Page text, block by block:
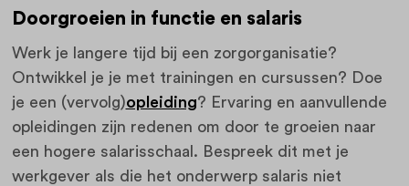
Doorgroeien in functie en salaris
Werk je langere tijd bij een zorgorganisatie?
Ontwikkel je je met trainingen en cursussen? Doe
je een (vervolg)opleiding? Ervaring en aanvullende
opleidingen zijn redenen om door te groeien naar
een hogere salarisschaal. Bespreek dit met je
werkgever als die het onderwerp salaris niet